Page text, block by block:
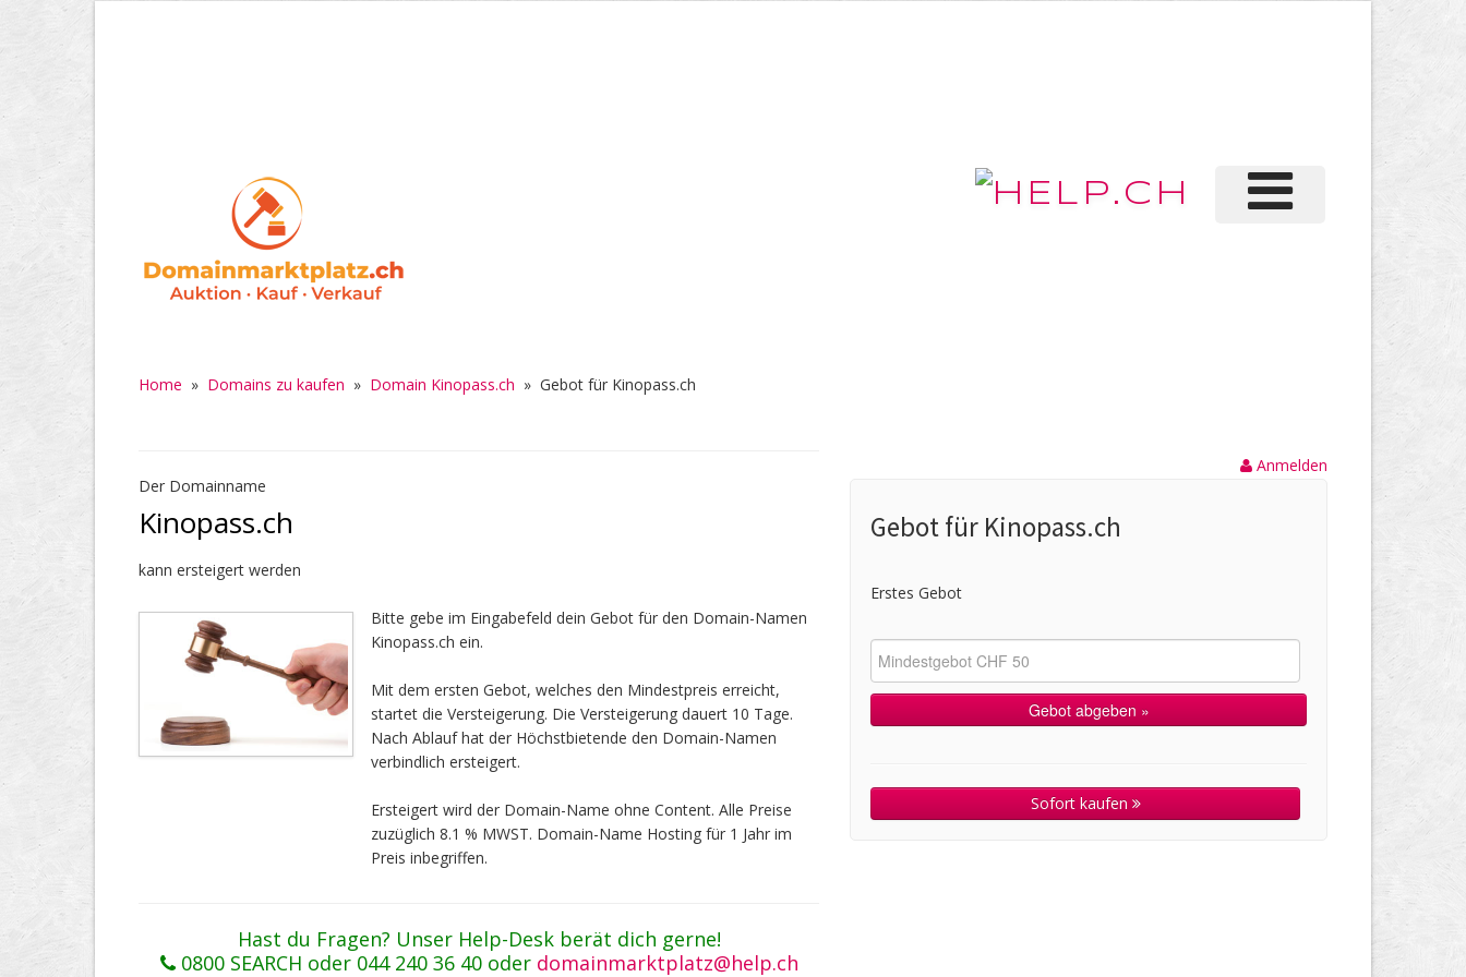
Home » Domains zu kaufen » Domain Kinopass.ch » Gebot für Kinopass.ch
Der Domainname
Kinopass.ch
kann ersteigert werden
Bitte gebe im Eingabefeld dein Gebot für den Domain-Namen
Kinopass.ch ein.
Mit dem ersten Gebot, welches den Mindestpreis erreicht,
startet die Versteigerung. Die Versteigerung dauert 10 Tage.
Nach Ablauf hat der Höchstbietende den Domain-Namen
verbindlich ersteigert.
Ersteigert wird der Domain-Name ohne Content. Alle Preise
zuzüglich 8.1 % MWST. Domain-Name Hosting für 1 Jahr im
Preis inbegriffen.
Hast du Fragen? Unser Help-Desk berät dich gerne!
0800 SEARCH oder 044 240 36 40 oder domainmarktplatz@help.ch
Anmelden
Gebot für Kinopass.ch
Erstes Gebot
Sofort kaufen